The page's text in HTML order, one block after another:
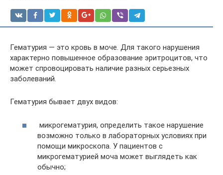
Гематурия — это кровь в моче. Для такого нарушения
характерно повышенное образование эритроцитов, что
может спровоцировать наличие разных серьезных
заболеваний.
Гематурия бывает двух видов:
микрогематурия, определить такое нарушение
возможно только в лабораторных условиях при
помощи микроскопа. У пациентов с
микрогематурией моча может выглядеть как
обычно;